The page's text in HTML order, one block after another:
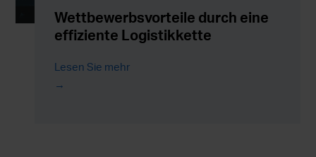
Wettbewerbsvorteile durch eine
effiziente Logistikkette
Lesen Sie mehr